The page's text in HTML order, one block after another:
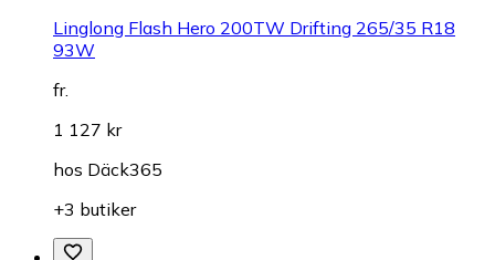
Linglong Flash Hero 200TW Drifting 265/35 R18
93W
fr.
1 127 kr
hos Däck365
+3 butiker